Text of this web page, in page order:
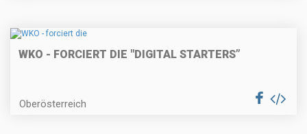
WKO - FORCIERT DIE "DIGITAL STARTERS”
Oberösterreich